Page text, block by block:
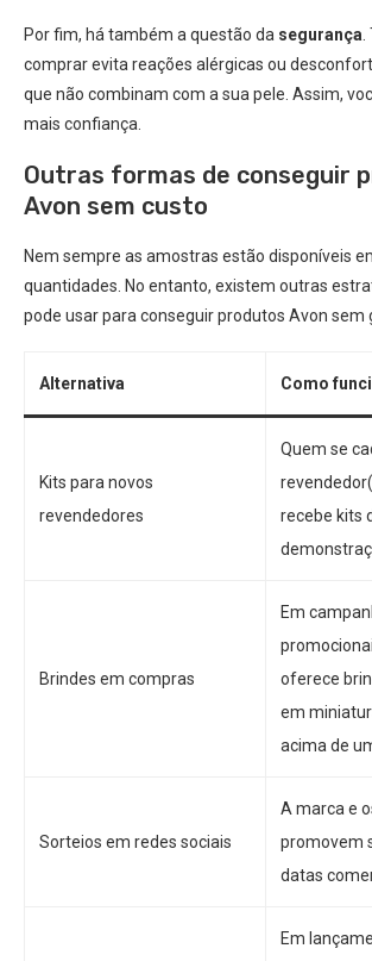
Por fim, há também a questão da segurança
comprar evita reações alérgicas ou
que não combinam com a sua pele. Assim,
mais confiança.
Outras formas de conseguir
Avon sem custo
Nem sempre as amostras estão disponíveis
quantidades. No entanto, existem outras
pode usar para conseguir produtos Avon sem
Alternativa Como
Kits para novos
revendedores
Quem se
recebe kits
Brindes em compras
Em
oferece
em
acima de
Sorteios em redes sociais
A marca e
promovem
datas
Em